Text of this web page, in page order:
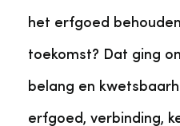
het erfgoed
toekomst? Dat ging
belang en
erfgoed, verbinding,